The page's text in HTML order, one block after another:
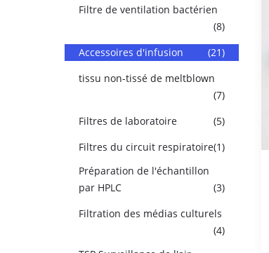
Filtre de ventilation bactérien
(8)
Accessoires d'infusion
(21)
tissu non-tissé de meltblown
(7)
Filtres de laboratoire
(5)
Filtres du circuit respiratoire(1)
Préparation de l'échantillon
par HPLC
(3)
Filtration des médias culturels
(4)